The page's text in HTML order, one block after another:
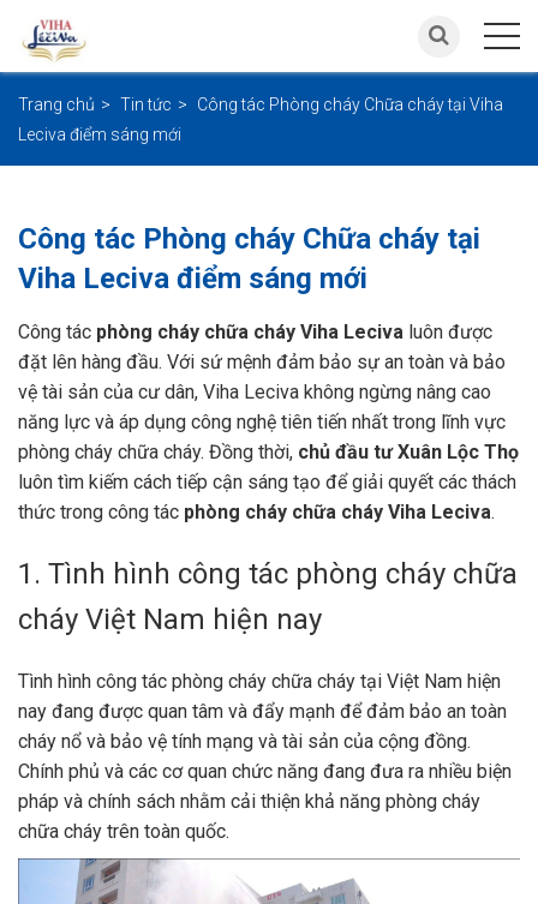
Trang chủ Tin tức
Công tác Phòng cháy Chữa cháy tại Viha
Leciva điểm sáng mới
Công tác Phòng cháy Chữa cháy tại
Viha Leciva điểm sáng mới
Công tác phòng cháy chữa cháy Viha Leciva luôn được
đặt lên hàng đầu. Với sứ mệnh đảm bảo sự an toàn và bảo
vệ tài sản của cư dân, Viha Leciva không ngừng nâng cao
năng lực và áp dụng công nghệ tiên tiến nhất trong lĩnh vực
phòng cháy chữa cháy. Đồng thời, chủ đầu tư Xuân Lộc Thọ
luôn tìm kiếm cách tiếp cận sáng tạo để giải quyết các thách
thức trong công tác phòng cháy chữa cháy Viha Leciva.
1. Tình hình công tác phòng cháy chữa
cháy Việt Nam hiện nay
Tình hình công tác phòng cháy chữa cháy tại Việt Nam hiện
nay đang được quan tâm và đẩy mạnh để đảm bảo an toàn
cháy nổ và bảo vệ tính mạng và tài sản của cộng đồng.
Chính phủ và các cơ quan chức năng đang đưa ra nhiều biện
pháp và chính sách nhằm cải thiện khả năng phòng cháy
chữa cháy trên toàn quốc.